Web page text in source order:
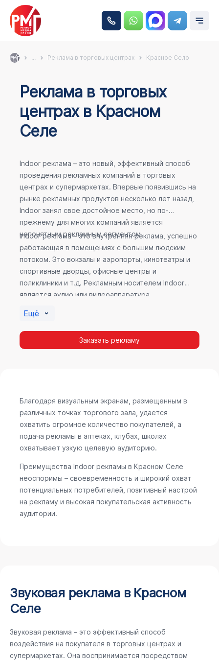
... Реклама в торговых центрах Красное Село
Реклама в торговых
центрах в Красном
Селе
Indoor реклама – это новый, эффективный способ
проведения рекламных компаний в торговых
центрах и супермаркетах. Впервые появившись на
рынке рекламных продуктов несколько лет назад,
Indoor занял свое достойное место, но по-
прежнему для многих компаний является
непонятным рекламным сегментом.
Indoor реклама – это внутренняя реклама, успешно
работающая в помещениях с большим людским
потоком. Это вокзалы и аэропорты, кинотеатры и
спортивные дворцы, офисные центры и
поликлиники и т.д. Рекламным носителем Indoor
является аудио или видеоаппаратура,
эффективность приносит такой вид рекламы в
местах продаж, поскольку воздействие на
покупателя в момент выбора товара наиболее
Indoor рекламы.
Ещё
Заказать рекламу
Благодаря визуальным экранам, размещенным в
различных точках торгового зала, удается
охватить огромное количество покупателей, а
подача рекламы в аптеках, клубах, школах
охватывает узкую целевую аудиторию.
Преимущества Indoor рекламы в Красном Селе
неоспоримы – своевременность и широкий охват
потенциальных потребителей, позитивный настрой
на рекламу и высокая покупательская активность
аудитории.
Звуковая реклама в Красном
Селе
Звуковая реклама – это эффективный способ
воздействия на покупателя в торговых центрах и
супермаркетах. Она воспринимается посредством